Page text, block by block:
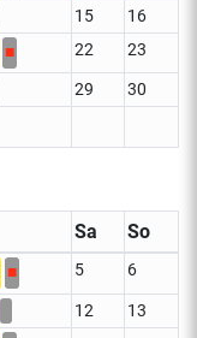
15
16
■ 22 23
29
30
Sa So
■ 5 6
12
13